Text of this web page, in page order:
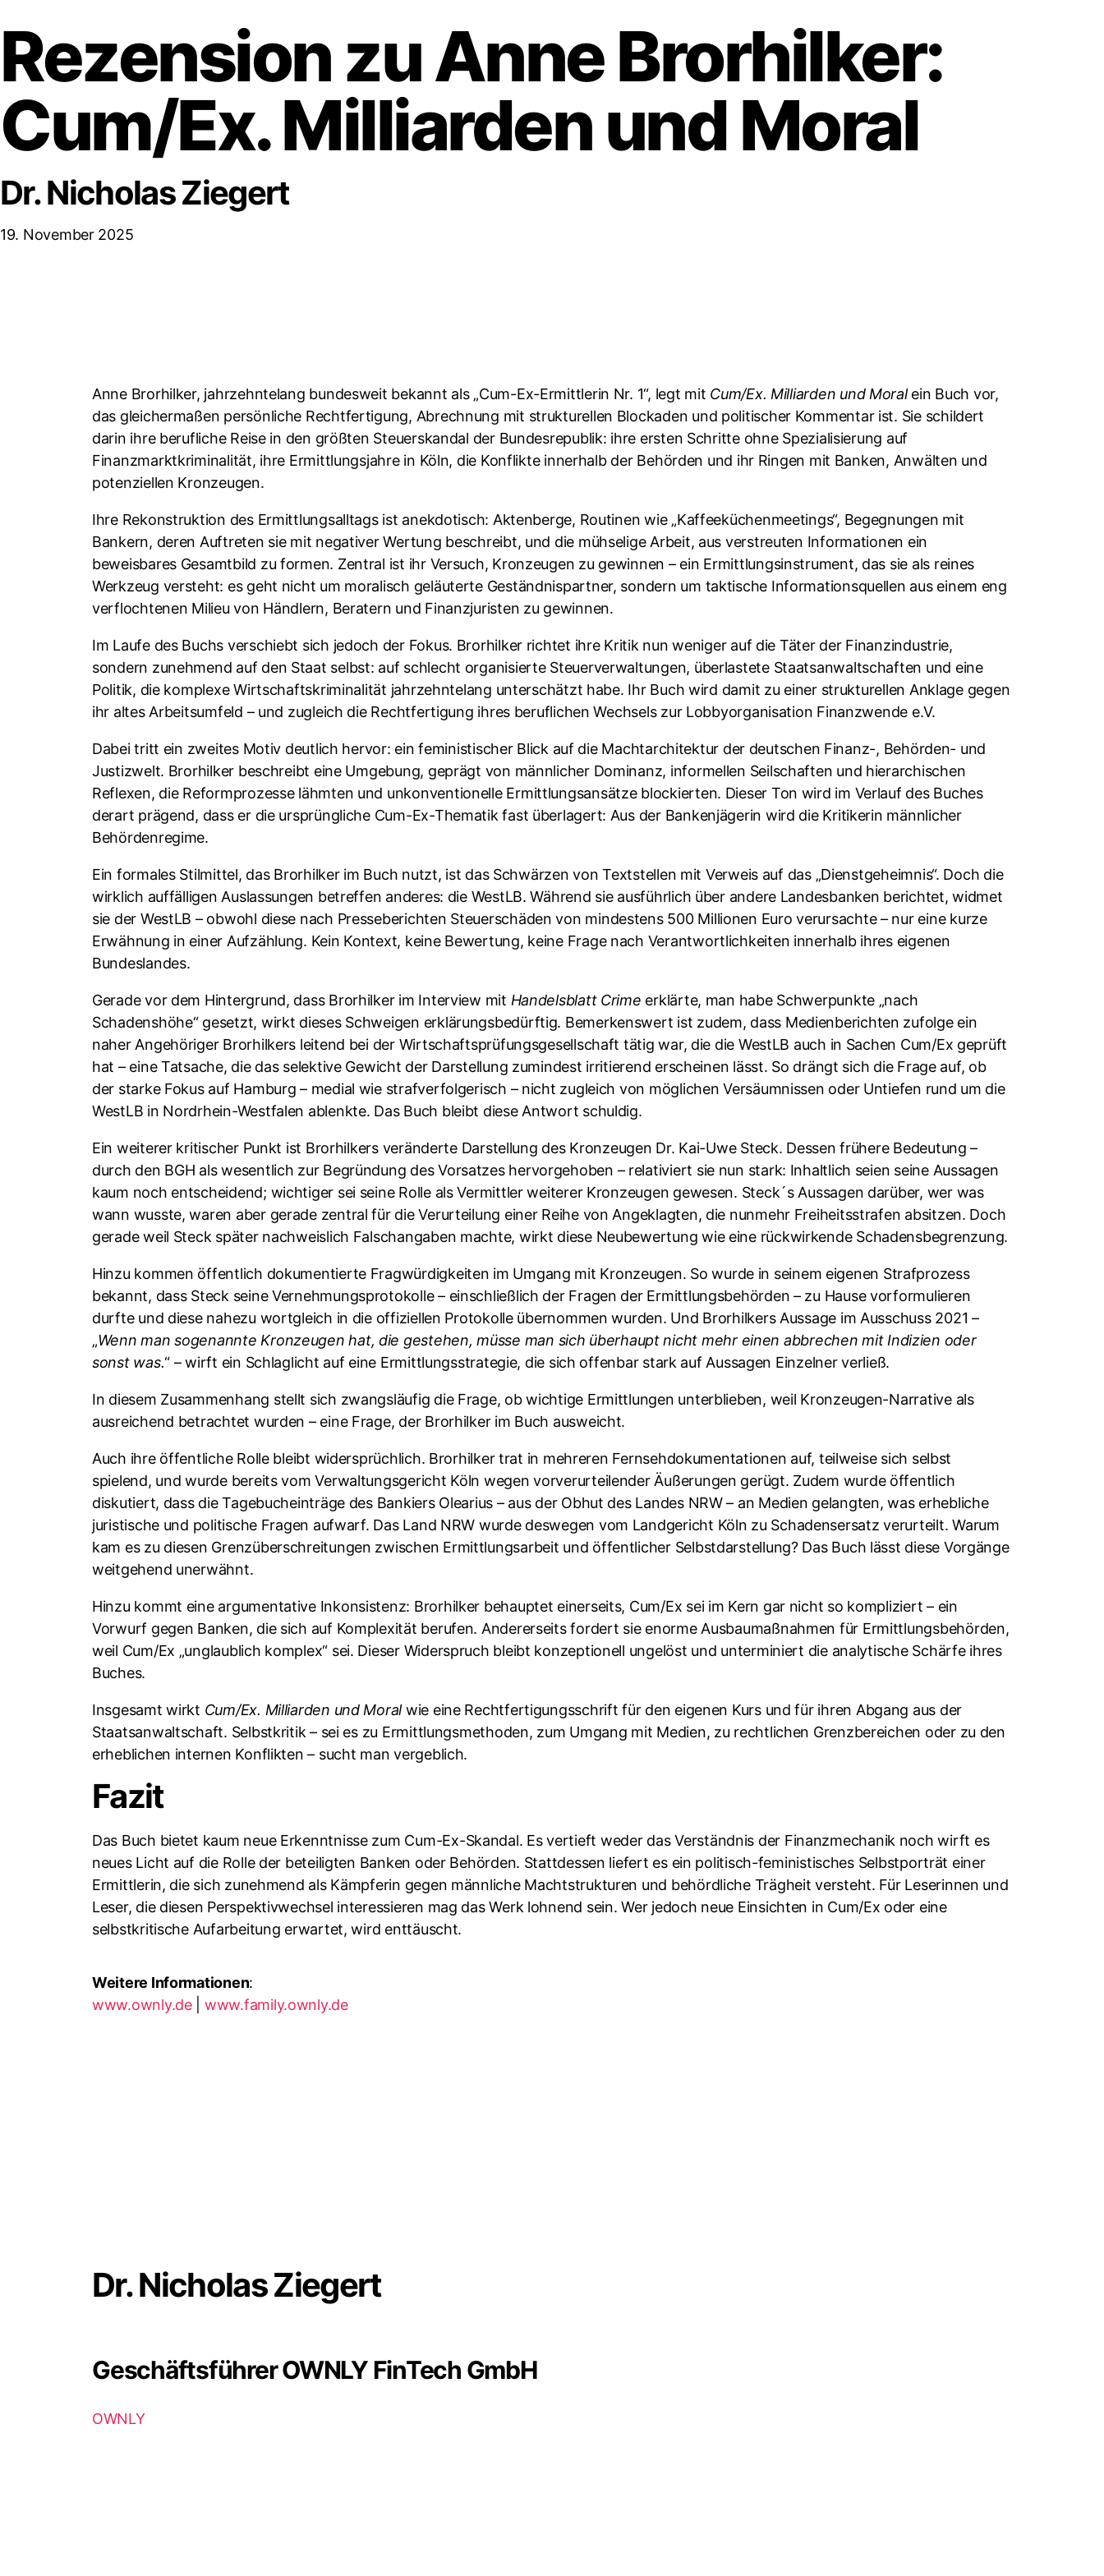
Rezension zu Anne Brorhilker:
Cum/Ex. Milliarden und Moral
Dr. Nicholas Ziegert
19. November 2025
Anne Brorhilker, jahrzehntelang bundesweit bekannt als „Cum-Ex-Ermittlerin Nr. 1“, legt mit Cum/Ex. Milliarden und Moralein Buch vor,
das gleichermaßen persönliche Rechtfertigung, Abrechnung mit strukturellen Blockaden und politischer Kommentar ist. Sie schildert
darin ihre berufliche Reise in den größten Steuerskandal der Bundesrepublik: ihre ersten Schritte ohne Spezialisierung auf
Finanzmarktkriminalität, ihre Ermittlungsjahre in Köln, die Konflikte innerhalb der Behörden und ihr Ringen mit Banken, Anwälten und
potenziellen Kronzeugen.
Ihre Rekonstruktion des Ermittlungsalltags ist anekdotisch: Aktenberge, Routinen wie „Kaffeeküchenmeetings“, Begegnungen mit
Bankern, deren Auftreten sie mit negativer Wertung beschreibt, und die mühselige Arbeit, aus verstreuten Informationen ein
beweisbares Gesamtbild zu formen. Zentral ist ihr Versuch, Kronzeugen zu gewinnen – ein Ermittlungsinstrument, das sie als reines
Werkzeug versteht: es geht nicht um moralisch geläuterte Geständnispartner, sondern um taktische Informationsquellen aus einem eng
verflochtenen Milieu von Händlern, Beratern und Finanzjuristen zu gewinnen.
Im Laufe des Buchs verschiebt sich jedoch der Fokus. Brorhilker richtet ihre Kritik nun weniger auf die Täter der Finanzindustrie,
sondern zunehmend auf den Staat selbst: auf schlecht organisierte Steuerverwaltungen, überlastete Staatsanwaltschaften und eine
Politik, die komplexe Wirtschaftskriminalität jahrzehntelang unterschätzt habe. Ihr Buch wird damit zu einer strukturellen Anklage gegen
ihr altes Arbeitsumfeld – und zugleich die Rechtfertigung ihres beruflichen Wechsels zur Lobbyorganisation Finanzwende e.V.
Dabei tritt ein zweites Motiv deutlich hervor: ein feministischer Blick auf die Machtarchitektur der deutschen Finanz-, Behörden- und
Justizwelt. Brorhilker beschreibt eine Umgebung, geprägt von männlicher Dominanz, informellen Seilschaften und hierarchischen
Reflexen, die Reformprozesse lähmten und unkonventionelle Ermittlungsansätze blockierten. Dieser Ton wird im Verlauf des Buches
derart prägend, dass er die ursprüngliche Cum-Ex-Thematik fast überlagert: Aus der Bankenjägerin wird die Kritikerin männlicher
Behördenregime.
Ein formales Stilmittel, das Brorhilker im Buch nutzt, ist das Schwärzen von Textstellen mit Verweis auf das „Dienstgeheimnis“. Doch die
wirklich auffälligen Auslassungen betreffen anderes: die WestLB. Während sie ausführlich über andere Landesbanken berichtet, widmet
sie der WestLB – obwohl diese nach Presseberichten Steuerschäden von mindestens 500 Millionen Euro verursachte – nur eine kurze
Erwähnung in einer Aufzählung. Kein Kontext, keine Bewertung, keine Frage nach Verantwortlichkeiten innerhalb ihres eigenen
Bundeslandes.
Gerade vor dem Hintergrund, dass Brorhilker im Interview mit Handelsblatt Crime erklärte, man habe Schwerpunkte „nach
Schadenshöhe“ gesetzt, wirkt dieses Schweigen erklärungsbedürftig. Bemerkenswert ist zudem, dass Medienberichten zufolge ein
naher Angehöriger Brorhilkers leitend bei der Wirtschaftsprüfungsgesellschaft tätig war, die die WestLB auch in Sachen Cum/Ex geprüft
hat – eine Tatsache, die das selektive Gewicht der Darstellung zumindest irritierend erscheinen lässt. So drängt sich die Frage auf, ob
der starke Fokus auf Hamburg – medial wie strafverfolgerisch – nicht zugleich von möglichen Versäumnissen oder Untiefen rund um die
WestLB in Nordrhein-Westfalen ablenkte. Das Buch bleibt diese Antwort schuldig.
Ein weiterer kritischer Punkt ist Brorhilkers veränderte Darstellung des Kronzeugen Dr. Kai-Uwe Steck. Dessen frühere Bedeutung –
durch den BGH als wesentlich zur Begründung des Vorsatzes hervorgehoben – relativiert sie nun stark: Inhaltlich seien seine Aussagen
kaum noch entscheidend; wichtiger sei seine Rolle als Vermittler weiterer Kronzeugen gewesen. Steck´s Aussagen darüber, wer was
wann wusste, waren aber gerade zentral für die Verurteilung einer Reihe von Angeklagten, die nunmehr Freiheitsstrafen absitzen. Doch
gerade weil Steck später nachweislich Falschangaben machte, wirkt diese Neubewertung wie eine rückwirkende Schadensbegrenzung.
Hinzu kommen öffentlich dokumentierte Fragwürdigkeiten im Umgang mit Kronzeugen. So wurde in seinem eigenen Strafprozess
bekannt, dass Steck seine Vernehmungsprotokolle – einschließlich der Fragen der Ermittlungsbehörden – zu Hause vorformulieren
durfte und diese nahezu wortgleich in die offiziellen Protokolle übernommen wurden. Und Brorhilkers Aussage im Ausschuss 2021 –
„Wenn man sogenannte Kronzeugen hat, die gestehen, müsse man sich überhaupt nicht mehr einen abbrechen mit Indizien oder
sonst was.“ – wirft ein Schlaglicht auf eine Ermittlungsstrategie, die sich offenbar stark auf Aussagen Einzelner verließ.
In diesem Zusammenhang stellt sich zwangsläufig die Frage, ob wichtige Ermittlungen unterblieben, weil Kronzeugen-Narrative als
ausreichend betrachtet wurden – eine Frage, der Brorhilker im Buch ausweicht.
Auch ihre öffentliche Rolle bleibt widersprüchlich. Brorhilker trat in mehreren Fernsehdokumentationen auf, teilweise sich selbst
spielend, und wurde bereits vom Verwaltungsgericht Köln wegen vorverurteilender Äußerungen gerügt. Zudem wurde öffentlich
diskutiert, dass die Tagebucheinträge des Bankiers Olearius – aus der Obhut des Landes NRW – an Medien gelangten, was erhebliche
juristische und politische Fragen aufwarf. Das Land NRW wurde deswegen vom Landgericht Köln zu Schadensersatz verurteilt. Warum
kam es zu diesen Grenzüberschreitungen zwischen Ermittlungsarbeit und öffentlicher Selbstdarstellung? Das Buch lässt diese Vorgänge
weitgehend unerwähnt.
Hinzu kommt eine argumentative Inkonsistenz: Brorhilker behauptet einerseits, Cum/Ex sei im Kern gar nicht so kompliziert – ein
Vorwurf gegen Banken, die sich auf Komplexität berufen. Andererseits fordert sie enorme Ausbaumaßnahmen für Ermittlungsbehörden,
weil Cum/Ex „unglaublich komplex“ sei. Dieser Widerspruch bleibt konzeptionell ungelöst und unterminiert die analytische Schärfe ihres
Buches.
Insgesamt wirkt Cum/Ex. Milliarden und Moralwie eine Rechtfertigungsschrift für den eigenen Kurs und für ihren Abgang aus der
Staatsanwaltschaft. Selbstkritik – sei es zu Ermittlungsmethoden, zum Umgang mit Medien, zu rechtlichen Grenzbereichen oder zu den
erheblichen internen Konflikten – sucht man vergeblich.
Fazit
Das Buch bietet kaum neue Erkenntnisse zum Cum-Ex-Skandal. Es vertieft weder das Verständnis der Finanzmechanik noch wirft es
neues Licht auf die Rolle der beteiligten Banken oder Behörden. Stattdessen liefert es ein politisch-feministisches Selbstporträt einer
Ermittlerin, die sich zunehmend als Kämpferin gegen männliche Machtstrukturen und behördliche Trägheit versteht. Für Leserinnen und
Leser, die diesen Perspektivwechsel interessieren mag das Werk lohnend sein. Wer jedoch neue Einsichten in Cum/Ex oder eine
selbstkritische Aufarbeitung erwartet, wird enttäuscht.
Weitere Informationen:
www.ownly.de| www.family.ownly.de
Dr. Nicholas Ziegert
Geschäftsführer OWNLY FinTech GmbH
OWNLY